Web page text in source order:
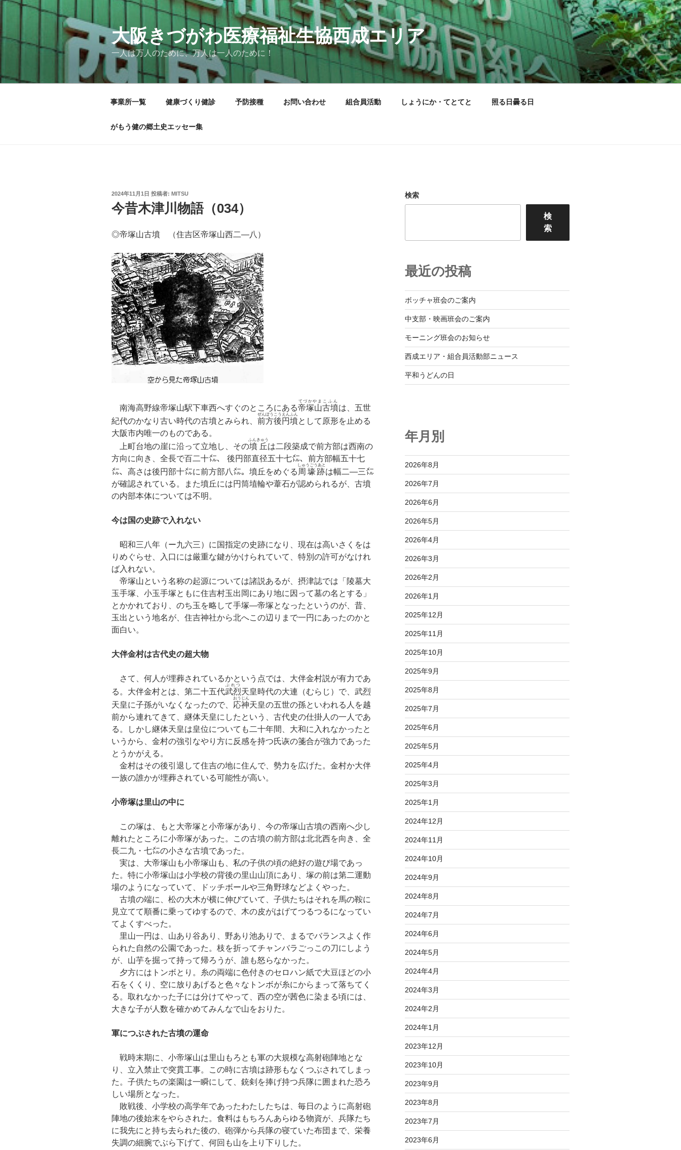
ン
ス
大阪きづがわ医療福祉生協西成エリア
一人は万人のために、万人は一人のために！
事業所一覧 健康づくり健診 予防接種 お問い合わせ 組合員活動 しょうにか・てとてと 照る日曇る日
がもう健の郷土史エッセー集
投
日:
2024年11月1日 投稿者: MITSU
今昔木津川物語（034）
◎帝塚山古墳 （住吉区帝塚山西二—八）
南海高野線帝塚山駅下車西へすぐのところにある帝塚山
てづかやま
古墳
こふん
は、五世
紀代のかなり古い時代の古墳とみられ、 前方後円墳
ぜんぽうこうえんふん
として原形を止める
大阪市内唯一のものである。
上町台地の崖に沿って立地し、その墳丘
ふんきゅう
は二段築成で前方部は西南の
方向に向き、全長で百二十㍍、 後円部直径五十七㍍、前方部幅五十七
㍍、高さは後円部十㍍に前方部八㍍。墳丘をめぐる 周壕跡
しゅうごうあと
は幅二—三㍍
が確認されている。また墳丘には円筒埴輪や葦石が認められるが、古墳
の内部本体については不明。
今は国の史跡で入れない
昭和三八年（ー九六三）に国指定の史跡になり、現在は高いさくをは
りめぐらせ、入口には厳重な鍵がかけられていて、特別の許可がなけれ
ば入れない。
帝塚山という名称の起源については諸説あるが、摂津誌では「陵墓大
玉手塚、小玉手塚ともに住吉村玉出岡にあり地に因って墓の名とする」
とかかれており、のち玉を略して手塚—帝塚となったというのが、昔、
玉出という地名が、住吉神社から北へこの辺りまで一円にあったのかと
面白い。
大伴金村は古代史の超大物
さて、何人が埋葬されているかという点では、大伴金村説が有力であ
る。大伴金村とは、第二十五代武烈
ぶれつ
天皇時代の大連（むらじ）で、武烈
天皇に子孫がいなくなったので、 応神
おうじん
天皇の五世の孫といわれる人を越
前から連れてきて、継体天皇にしたという、古代史の仕掛人の一人であ
る。しかし継体天皇は皇位についても二十年間、大和に入れなかったと
いうから、金村の強引なやり方に反感を持つ氏诙の箋合が強力であった
とうかがえる。
金村はその後引退して住吉の地に住んで、勢力を広げた。金村か大伴
一族の誰かが埋葬されている可能性が高い。
小帝塚は里山の中に
この塚は、もと大帝塚と小帝塚があり、今の帝塚山古墳の西南へ少し
離れたところに小帝塚があった。この古墳の前方部は北北西を向き、全
長二九・七㍍の小さな古墳であった。
実は、大帝塚山も小帝塚山も、私の子供の頃の絶好の遊び場であっ
た。特に小帝塚山は小学校の背後の里山山頂にあり、塚の前は第二運動
場のようになっていて、ドッチボールや三角野球などよくやった。
古墳の端に、松の大木が横に伸びていて、子供たちはそれを馬の鞍に
見立てて順番に乗ってゆするので、木の皮がはげてつるつるになってい
てよくすべった。
里山一円は、山あり谷あり、野あり池ありで、まるでバランスよく作
られた自然の公園であった。枝を折ってチャンバラごっこの刀にしよう
が、山芋を掘って持って帰ろうが、誰も怒らなかった。
夕方にはトンボとり。糸の両端に色付きのセロハン紙で大豆ほどの小
石をくくり、空に放りあげると色々なトンボが糸にからまって落ちてく
る。取れなかった子には分けてやって、西の空が茜色に染まる頃には、
大きな子が人数を確かめてみんなで山をおりた。
軍につぶされた古墳の運命
戦時末期に、小帝塚山は里山もろとも軍の大規模な高射砲陣地とな
り、立入禁止で突貫工事。この時に古墳は跡形もなくつぶされてしまっ
た。子供たちの楽園は一瞬にして、銃剣を捧げ持つ兵隊に囲まれた恐ろ
しい場所となった。
敗戦後、小学校の高学年であったわたしたちは、毎日のように高射砲
陣地の後始末をやらされた。食料はもちろんあらゆる物資が、兵隊たち
に我先にと持ち去られた後の、砲弾から兵隊の寝ていた布団まで、栄養
失調の細腕でぶら下げて、何回も山を上り下りした。
検索
検
索
最近の投稿
ボッチャ班会のご案内
中支部・映画班会のご案内
モーニング班会のお知らせ
西成エリア・組合員活動部ニュース
平和うどんの日
年月別
2026年8月
2026年7月
2026年6月
2026年5月
2026年4月
2026年3月
2026年2月
2026年1月
2025年12月
2025年11月
2025年10月
2025年9月
2025年8月
2025年7月
2025年6月
2025年5月
2025年4月
2025年3月
2025年1月
2024年12月
2024年11月
2024年10月
2024年9月
2024年8月
2024年7月
2024年6月
2024年5月
2024年4月
2024年3月
2024年2月
2024年1月
2023年12月
2023年10月
2023年9月
2023年8月
2023年7月
2023年6月